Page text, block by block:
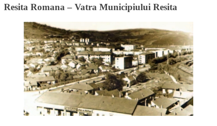
Resita Romana – Vatra Municipiului Resita